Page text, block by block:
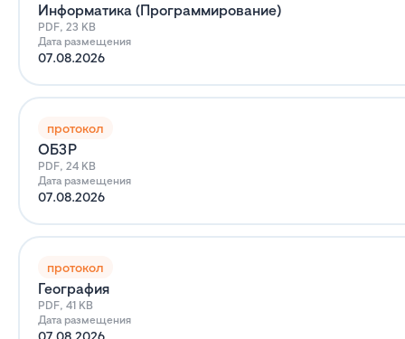
Информатика (Программирование)
PDF, 23 KB
Дата размещения
07.08.2026
протокол
ОБЗР
PDF, 24 KB
Дата размещения
07.08.2026
протокол
География
PDF, 41 KB
Дата размещения
07.08.2026